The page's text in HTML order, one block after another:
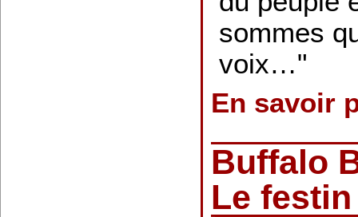
sommes
voix…"
En savoir
Buffalo
Le festin